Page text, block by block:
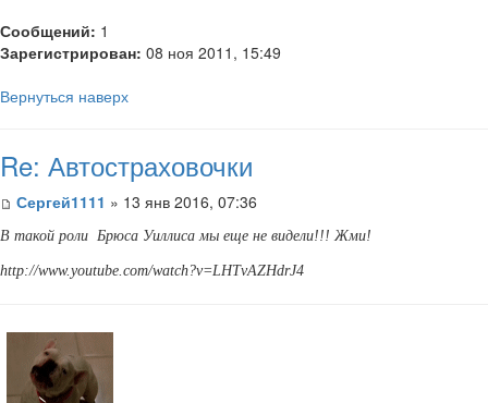
Сообщений: 1
Зарегистрирован: 08 ноя 2011, 15:49
Вернуться наверх
Re: Автостраховочки
Сергей1111 » 13 янв 2016, 07:36
В такой роли Брюса Уиллиса мы еще не видели!!! Жми!
http://www.youtube.com/watch?v=LHTvAZHdrJ4